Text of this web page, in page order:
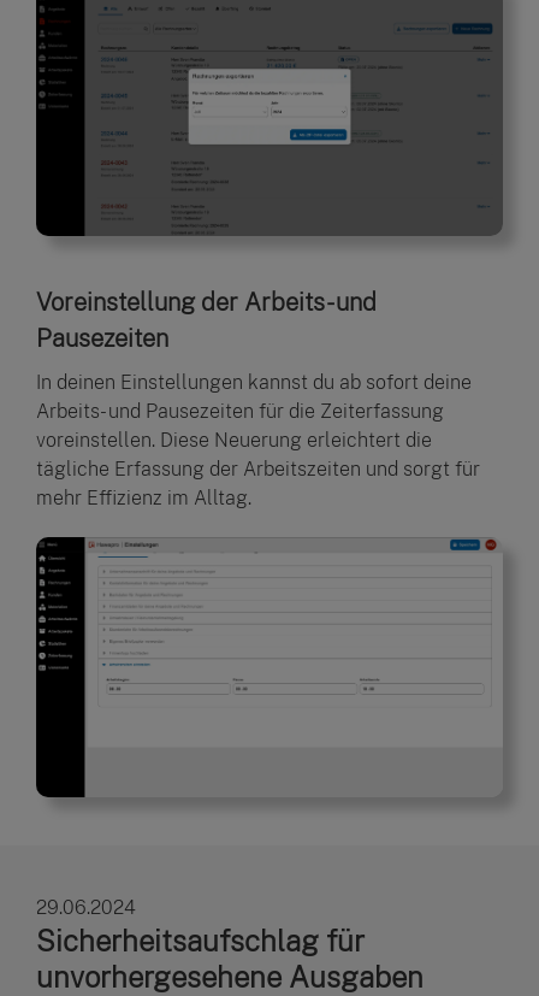
Voreinstellung der Arbeits- und
Pausezeiten
In deinen Einstellungen kannst du ab sofort deine
Arbeits- und Pausezeiten für die Zeiterfassung
voreinstellen. Diese Neuerung erleichtert die
tägliche Erfassung der Arbeitszeiten und sorgt für
mehr Effizienz im Alltag.
29.06.2024
Sicherheitsaufschlag für
unvorhergesehene Ausgaben